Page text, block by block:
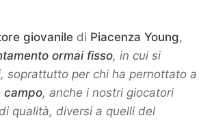
giovanile di Piacenza Young,
ormai fisso, in cui si
soprattutto per chi ha pernottato a
campo, anche i nostri giocatori
qualità, diversi a quelli del